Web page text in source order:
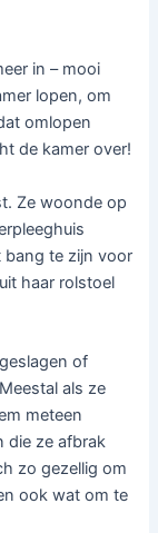
in – mooi
lopen, om
omlopen
de kamer over!
Ze woonde op
bang te zijn voor
haar rolstoel
of
als ze
meteen
die ze afbrak
zo gezellig om
ook wat om te